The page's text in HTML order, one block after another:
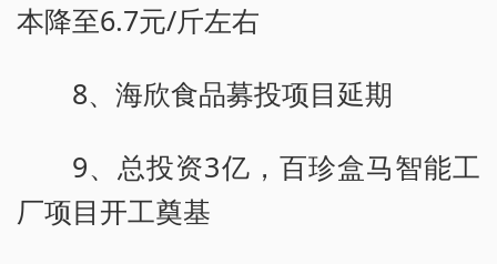
本降至6.7元/斤左右
8、海欣食品募投项目延期
9、总投资3亿，百珍盒马智能工
厂项目开工奠基